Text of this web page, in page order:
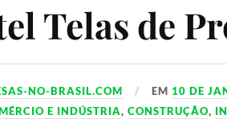
Telas de
NO-BRASIL.COM EM 10 DE
E INDÚSTRIA,CONSTRUÇÃO,